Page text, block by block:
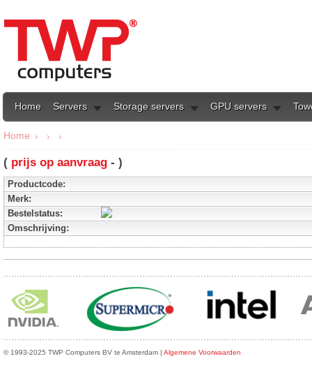
Home Servers Storage servers GPU servers
Home
( prijs op aanvraag - )
Productcode:
Merk:
Bestelstatus:
Omschrijving:
© 1993-2025 TWP Computers BV te Amsterdam | Algemene Voorwaarden